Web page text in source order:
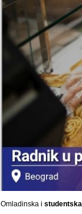
Omladinska i studentska